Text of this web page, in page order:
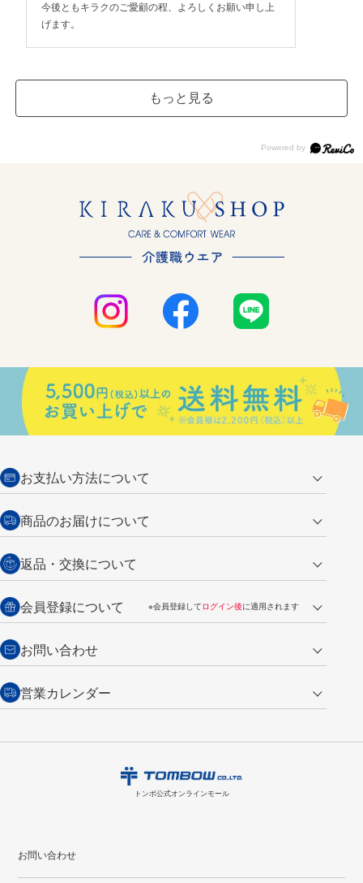
今後ともキラクのご愛顧の程、よろしくお願い申し上
げます。
もっと見る
お支払い方法について
クレジットカード
代金引換
銀行振込【前払い】
商品のお届けについて
営業日午前11時までの決済完了の
ご注文は翌営業日の発送
詳しくはご利用ガイドをご覧ください。
返品・交換について
返品の場合
商品到着後7日以内・未使用品に限り返品を承ります。問い合わせフォーム
からご連絡ください。詳しくは
い。
商品到着後7日以内に限り交換を承ります。
からご連絡
会員登録について ※会員登録してログイン後に適用されます
・新規ご入会で
・税込み2,200円以上のお買い上げで
・次回のお買い物に使えるポイントがお買い上げごとに
ント付与されます。
会員登録はこちら
お問い合わせ
トンボ製品・サービスに関する
お問い合わせ
購入・返品に関するお問い合わせ
営業カレンダー
16
17 18 19 20 21 22
20
21
トンボ公式オンラインモール
お問い合わせ